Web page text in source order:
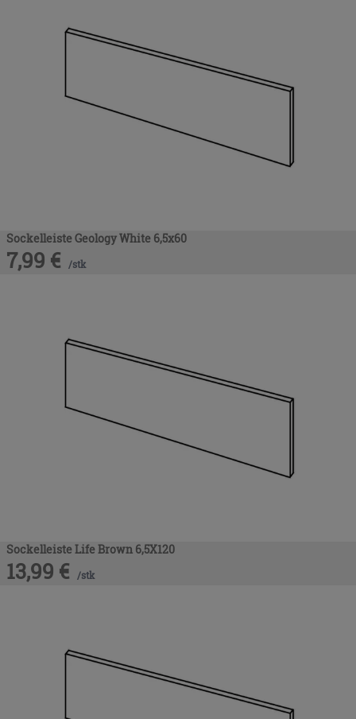
Sockelleiste Geology White 6,5x60
7,99 € /stk
Sockelleiste Life Brown 6,5X120
13,99 € /stk